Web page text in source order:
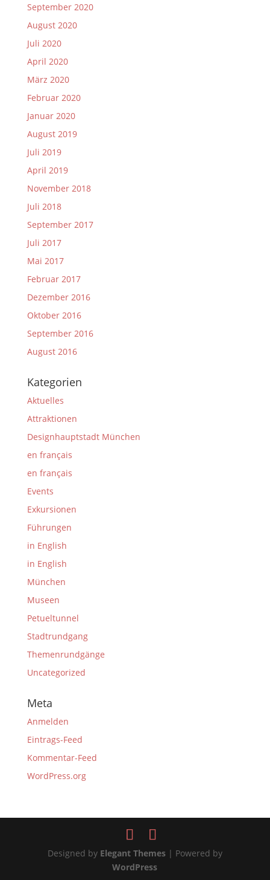
September 2020
August 2020
Juli 2020
April 2020
März 2020
Februar 2020
Januar 2020
August 2019
Juli 2019
April 2019
November 2018
Juli 2018
September 2017
Juli 2017
Mai 2017
Februar 2017
Dezember 2016
Oktober 2016
September 2016
August 2016
Kategorien
Aktuelles
Attraktionen
Designhauptstadt München
en français
en français
Events
Exkursionen
Führungen
in English
in English
München
Museen
Petueltunnel
Stadtrundgang
Themenrundgänge
Uncategorized
Meta
Anmelden
Eintrags-Feed
Kommentar-Feed
WordPress.org
Designed by Elegant Themes| Powered by
WordPress